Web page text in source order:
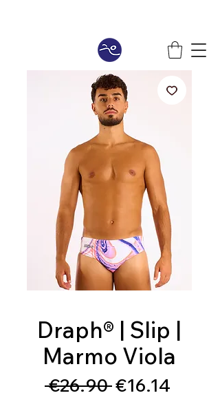
Draph® | Slip |
Marmo Viola
€26.90 Regular
€16.14